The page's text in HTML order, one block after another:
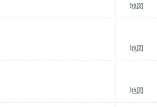
地図
地図
地図